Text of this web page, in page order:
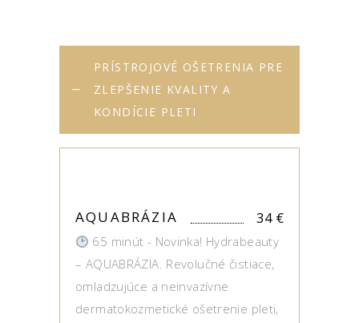
PRÍSTROJOVÉ OŠETRENIA PRE
ZLEPŠENIE KVALITY A
KONDÍCIE PLETI
AQUABRÁZIA 34 €
65 minút - Novinka! Hydrabeauty
– AQUABRÁZIA. Revolučné čistiace,
omladzujúce a neinvazívne
dermatokozmetické ošetrenie pleti,